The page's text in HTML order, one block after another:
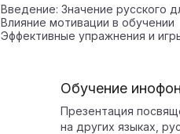
Введение: Значение русского
Влияние мотивации в обучении
Эффективные упражнения и
Обучение
Презентация
на других языках,